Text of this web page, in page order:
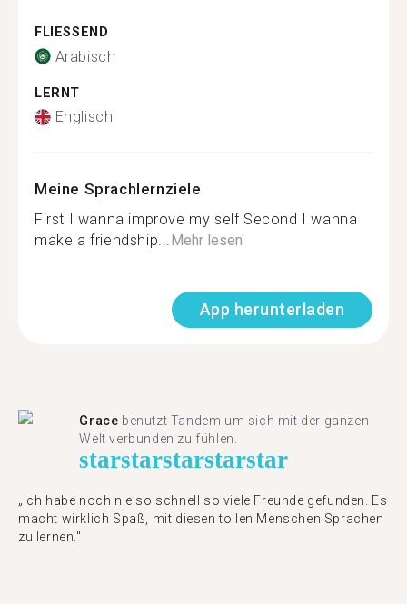
FLIESSEND
Arabisch
LERNT
Englisch
Meine Sprachlernziele
First I wanna improve my self Second I wanna
make a friendship...Mehr lesen
App herunterladen
Grace benutzt Tandem um sich mit der ganzen
Welt verbunden zu fühlen.
starstarstarstarstar
„Ich habe noch nie so schnell so viele Freunde gefunden. Es
macht wirklich Spaß, mit diesen tollen Menschen Sprachen
zu lernen."